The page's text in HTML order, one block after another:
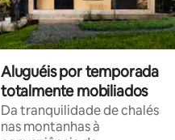
Aluguéis por temporada
totalmente mobiliados
Da tranquilidade de chalés
nas montanhas à